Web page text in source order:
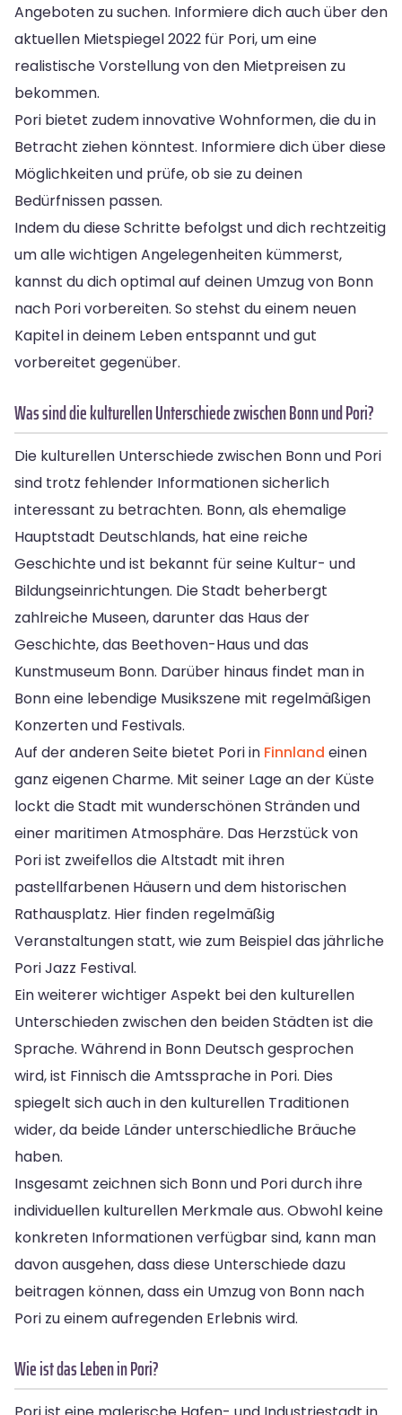
Angeboten zu suchen. Informiere dich auch über den
aktuellen Mietspiegel 2022 für Pori, um eine
realistische Vorstellung von den Mietpreisen zu
bekommen.
Pori bietet zudem innovative Wohnformen, die du in
Betracht ziehen könntest. Informiere dich über diese
Möglichkeiten und prüfe, ob sie zu deinen
Bedürfnissen passen.
Indem du diese Schritte befolgst und dich rechtzeitig
um alle wichtigen Angelegenheiten kümmerst,
kannst du dich optimal auf deinen Umzug von Bonn
nach Pori vorbereiten. So stehst du einem neuen
Kapitel in deinem Leben entspannt und gut
vorbereitet gegenüber.
Was sind die kulturellen Unterschiede zwischen Bonn und Pori?
Die kulturellen Unterschiede zwischen Bonn und Pori
sind trotz fehlender Informationen sicherlich
interessant zu betrachten. Bonn, als ehemalige
Hauptstadt Deutschlands, hat eine reiche
Geschichte und ist bekannt für seine Kultur- und
Bildungseinrichtungen. Die Stadt beherbergt
zahlreiche Museen, darunter das Haus der
Geschichte, das Beethoven-Haus und das
Kunstmuseum Bonn. Darüber hinaus findet man in
Bonn eine lebendige Musikszene mit regelmäßigen
Konzerten und Festivals.
Auf der anderen Seite bietet Pori in Finnland einen
ganz eigenen Charme. Mit seiner Lage an der Küste
lockt die Stadt mit wunderschönen Stränden und
einer maritimen Atmosphäre. Das Herzstück von
Pori ist zweifellos die Altstadt mit ihren
pastellfarbenen Häusern und dem historischen
Rathausplatz. Hier finden regelmäßig
Veranstaltungen statt, wie zum Beispiel das jährliche
Pori Jazz Festival.
Ein weiterer wichtiger Aspekt bei den kulturellen
Unterschieden zwischen den beiden Städten ist die
Sprache. Während in Bonn Deutsch gesprochen
wird, ist Finnisch die Amtssprache in Pori. Dies
spiegelt sich auch in den kulturellen Traditionen
wider, da beide Länder unterschiedliche Bräuche
haben.
Insgesamt zeichnen sich Bonn und Pori durch ihre
individuellen kulturellen Merkmale aus. Obwohl keine
konkreten Informationen verfügbar sind, kann man
davon ausgehen, dass diese Unterschiede dazu
beitragen können, dass ein Umzug von Bonn nach
Pori zu einem aufregenden Erlebnis wird.
Wie ist das Leben in Pori?